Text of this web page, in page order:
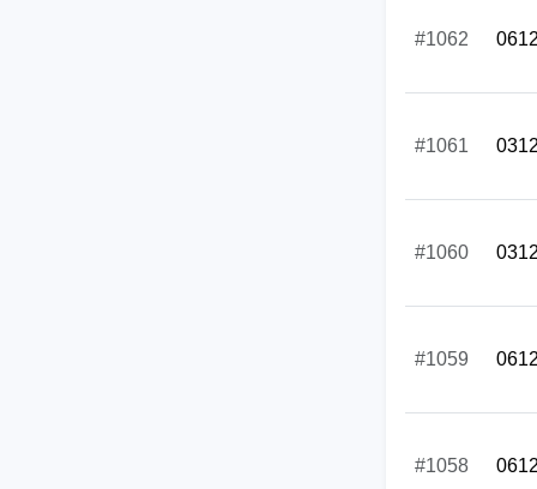
#1062
#1061
#1060
#1059
#1058